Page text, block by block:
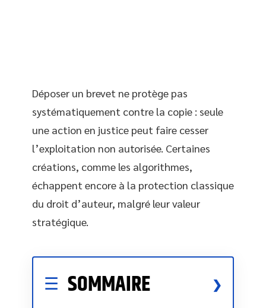
Déposer un brevet ne protège pas
systématiquement contre la copie : seule
une action en justice peut faire cesser
l’exploitation non autorisée. Certaines
créations, comme les algorithmes,
échappent encore à la protection classique
du droit d’auteur, malgré leur valeur
stratégique.
SOMMAIRE